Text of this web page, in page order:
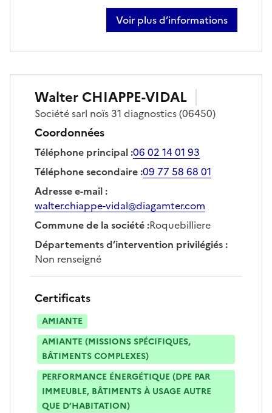
Voir plus d’informations
sur amandine renda
Walter CHIAPPE-VIDAL
Sociétésarl noïs 31 diagnostics(06450)
Coordonnées
Téléphone principal:06 02 14 01 93
Téléphone secondaire:09 77 58 68 01
Adresse e-mail:
walter.chiappe-vidal@diagamter.com
Commune de la société:Roquebilliere
Départements d’intervention privilégiés:
Non renseigné
Certificats
AMIANTE
AMIANTE (MISSIONS SPÉCIFIQUES,
BÂTIMENTS COMPLEXES)
PERFORMANCE ÉNERGÉTIQUE (DPE PAR
IMMEUBLE, BÂTIMENTS À USAGE AUTRE
QUE D’HABITATION)